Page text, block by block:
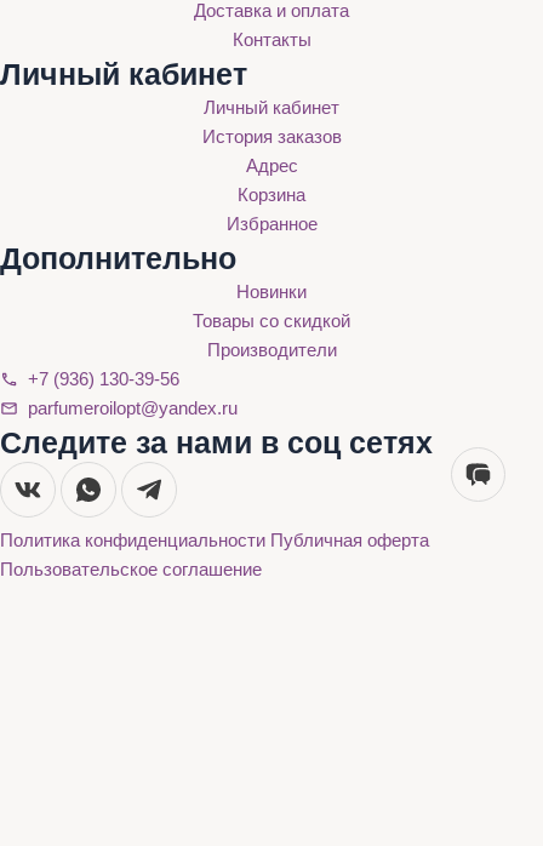
Доставка и оплата
Контакты
Личный кабинет
Личный кабинет
История заказов
Адрес
Корзина
Избранное
Дополнительно
Новинки
Товары со скидкой
Производители
+7 (936) 130-39-56
parfumeroilopt@yandex.ru
Следите за нами в соц сетях
Политика конфиденциальности Публичная оферта
Пользовательское соглашение